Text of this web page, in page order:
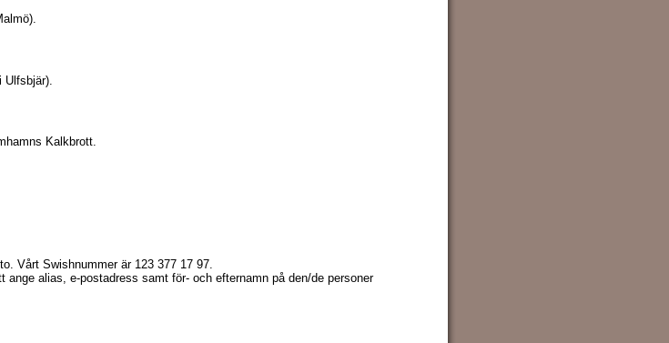
Ulfsbjär).
Kalkbrott.
Vårt Swishnummer är 123 377 17 97.
alias, e-postadress samt för- och efternamn på den/de personer